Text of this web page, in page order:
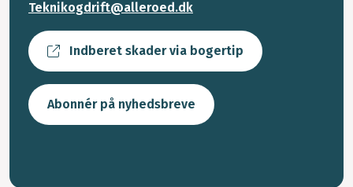
Teknikogdrift@alleroed.dk
Indberet skader via bogertip
Abonnér på nyhedsbreve